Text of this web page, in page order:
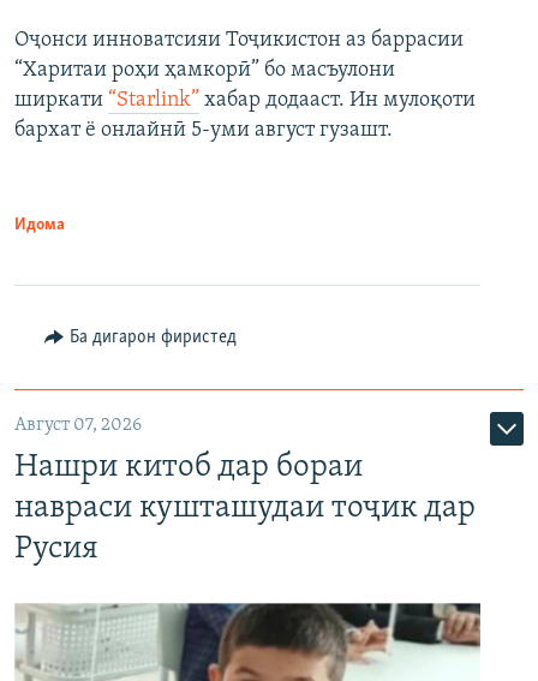
Оҷонси инноватсияи Тоҷикистон аз баррасии
“Харитаи роҳи ҳамкорӣ” бо масъулони
ширкати “Starlink” хабар додааст. Ин мулоқоти
бархат ё онлайнӣ 5-уми август гузашт.
Идома
Ба дигарон фиристед
Август 07, 2026
Нашри китоб дар бораи
навраси кушташудаи тоҷик дар
Русия